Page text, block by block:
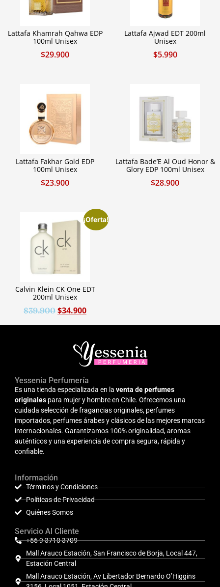
Lattafa Khamrah Qahwa EDP
100ml Unisex
$29.900
Lattafa Ajwad EDT 200ml
Unisex
$5.990
Lattafa Fakhar Gold EDP
100ml Unisex
$23.900
Lattafa Bade’E Al Oud Honor &
Glory EDP 100ml Unisex
$28.900
¡Oferta!
Calvin Klein CK One EDT
200ml Unisex
$39.900 $34.900
Yessenia Perfumería
Es una tienda especializada en la venta de perfumes
originales para mujer y hombre en Chile. Ofrecemos una
cuidada selección de fragancias originales, perfumes
importados, perfumes árabes y clásicos de las mejores marcas
internacionales. Garantizamos 100% originalidad, aromas
auténticos y una experiencia de compra segura, rápida y
confiable.
Información
Términos y Condiciones
Políticas de Privacidad
Quiénes Somos
Servicio Al Cliente
+56 9 3710 3709
Mall Arauco Estación, San Francisco de Borja, Local 447,
Estación Central
Mall Arauco Estación, Av Libertador Bernardo O’Higgins